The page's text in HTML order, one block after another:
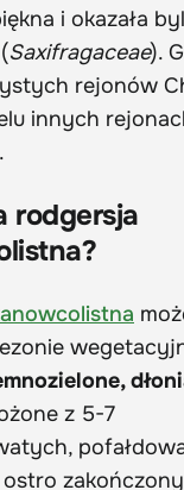
i okazała
Saxifragaceae).
rejonów
innych
rodgersja
z 5-7